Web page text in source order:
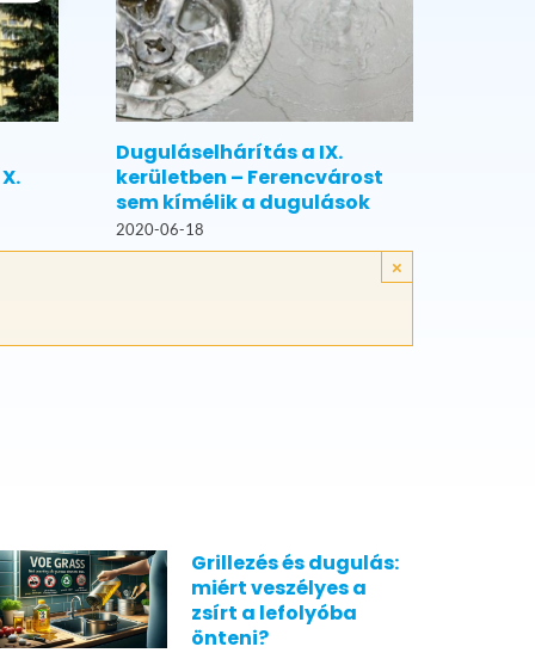
Duguláselhárítás a IX.
kerületben – Ferencvárost
sem kímélik a dugulások
2020-06-18
×
Grillezés és dugulás:
miért veszélyes a
zsírt a lefolyóba
önteni?